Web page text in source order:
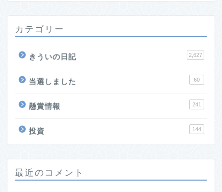
カテゴリー
きういの日記 2,627
当選しました 60
懸賞情報 241
投資 144
最近のコメント